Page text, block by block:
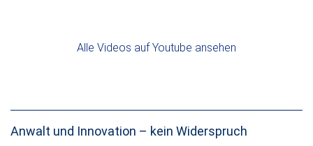
Alle Videos auf Youtube ansehen
Anwalt und Innovation – kein Widerspruch